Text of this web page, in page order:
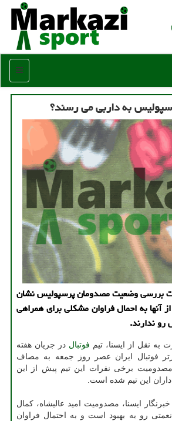
منو
به داربی می رسند؟
بررسی وضعیت مصدومان پرسپولیس نشان
آنها به احمال فراوان مشکلی برای همراهی
ندارند.
نقل از ایسنا، تیم فوتبال در جریان هفته
فوتبال ایران عصر روز جمعه به مصاف
برخی نفرات این تیم پیش از این
این تیم شده است.
ایسنا، مصدومیت امید عالیشاه، کمال
رو به بهبود است و به احتمال فراوان